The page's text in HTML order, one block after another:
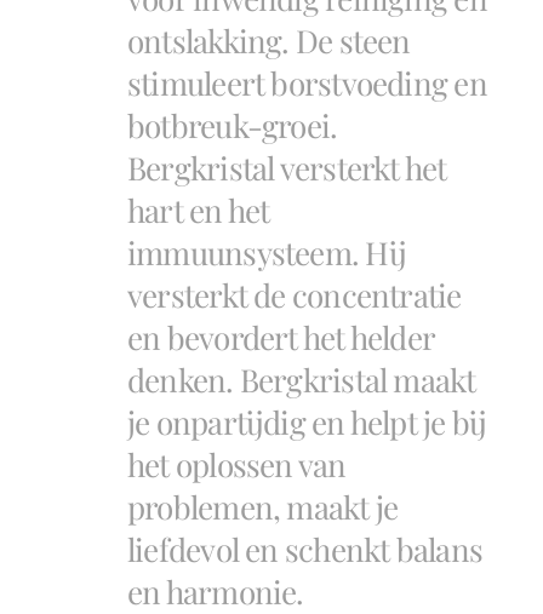
ontslakking. De steen
stimuleert borstvoeding en
botbreuk-groei.
Bergkristal versterkt het
hart en het
immuunsysteem. Hij
versterkt de concentratie
en bevordert het helder
denken. Bergkristal maakt
je onpartijdig en helpt je bij
het oplossen van
problemen, maakt je
liefdevol en schenkt balans
en harmonie.